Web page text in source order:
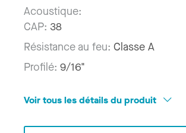
Acoustique:
CAP: 38
Résistance au feu: Classe A
Profilé: 9/16"
Voir tous les détails du produit